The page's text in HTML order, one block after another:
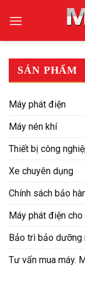
SẢN PHẨM
Máy phát điện
Máy nén khí
Thiết bị công
Xe chuyên dụng
Chính sách bảo
Máy phát điện cho
Bảo trì bảo dưỡng
Tư vấn mua máy.